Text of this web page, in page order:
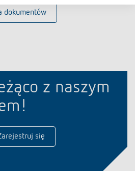
dokumentów
z naszym
się